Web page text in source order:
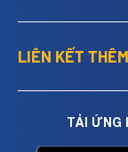
LIÊN KẾT THÊM
TẢI ỨNG